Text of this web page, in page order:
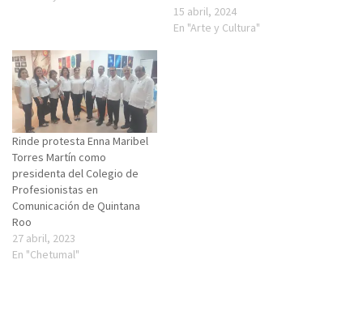
15 abril, 2024
En "Arte y Cultura"
Rinde protesta Enna Maribel
Torres Martín como
presidenta del Colegio de
Profesionistas en
Comunicación de Quintana
Roo
27 abril, 2023
En "Chetumal"